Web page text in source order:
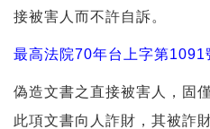
接被害人而不許自訴。
最高法院70年台上字第1091
偽造文書之直接被害人，固
此項文書向人詐財，其被詐